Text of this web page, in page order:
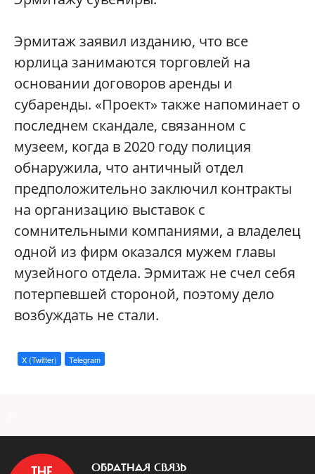
Эрмитаж заявил изданию, что все
юрлица занимаются торговлей на
основании договоров аренды и
субаренды. «Проект» также напоминает о
последнем скандале, связанном с
музеем, когда в 2020 году полиция
обнаружила, что античный отдел
предположительно заключил контракты
на организацию выставок с
сомнительными компаниями, а владелец
одной из фирм оказался мужем главы
музейного отдела. Эрмитаж не счел себя
потерпевшей стороной, поэтому дело
возбуждать не стали.
X (Twitter) Telegram
ОБРАТНАЯ СВЯЗЬ